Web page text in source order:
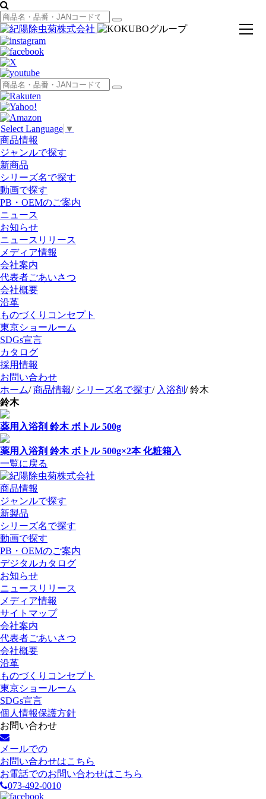
Select Language ▼
商品情報
ジャンルで探す
新商品
シリーズ名で探す
動画で探す
PB・OEMのご案内
ニュース
お知らせ
ニュースリリース
メディア情報
会社案内
代表者ごあいさつ
会社概要
沿革
ものづくりコンセプト
東京ショールーム
SDGs宣言
カタログ
採用情報
お問い合わせ
toggle
ホーム/ 商品情報/ シリーズ名で探す/ 入浴剤/ 鈴木
鈴木
薬用入浴剤 鈴木 ボトル 500g
薬用入浴剤 鈴木 ボトル 500g×2本 化粧箱入
一覧に戻る
商品情報
ジャンルで探す
新製品
シリーズ名で探す
動画で探す
PB・OEMのご案内
デジタルカタログ
お知らせ
ニュースリリース
メディア情報
サイトマップ
会社案内
代表者ごあいさつ
会社概要
沿革
ものづくりコンセプト
東京ショールーム
SDGs宣言
個人情報保護方針
お問い合わせ
メールでの
お問い合わせはこちら
お電話でのお問い合わせはこちら
073-492-0010